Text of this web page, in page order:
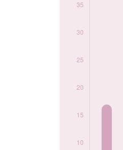
prénom Safwan par
2019
2021
2024